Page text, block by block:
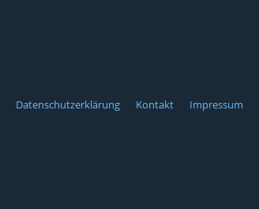
Datenschutzerklärung Kontakt Impressum